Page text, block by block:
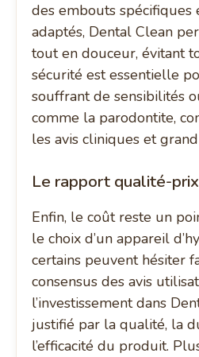
des embouts spécifiques
adaptés, Dental Clean
tout en douceur, évitant
sécurité est essentielle
souffrant de sensibilités
comme la parodontite,
les avis cliniques et
Le rapport qualité-prix
Enfin, le coût reste un
le choix d’un appareil
certains peuvent hésiter
consensus des avis
l’investissement dans
justifié par la qualité, la
l’efficacité du produit.